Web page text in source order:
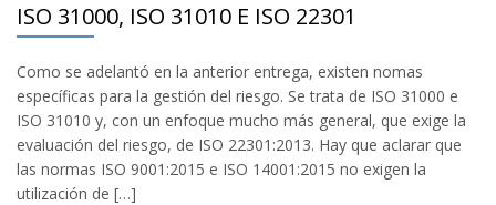
ISO 31000, ISO 31010 E ISO 22301
Como se adelantó en la anterior entrega, existen nomas
específicas para la gestión del riesgo. Se trata de ISO 31000 e
ISO 31010 y, con un enfoque mucho más general, que exige la
evaluación del riesgo, de ISO 22301:2013. Hay que aclarar que
las normas ISO 9001:2015 e ISO 14001:2015 no exigen la
utilización de […]